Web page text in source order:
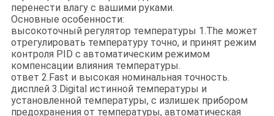
перенести влагу с вашими руками.
Основные особенности:
высокоточный регулятор температуры 1.The может
отрегулировать температуру точно, и принят режим
контроля PID с автоматическим режимом
компенсации влияния температуры.
ответ 2.Fast и высокая номинальная точность.
дисплей 3.Digital истинной температуры и
установленной температуры, с излишек прибором
предохранения от температуры, автоматическая